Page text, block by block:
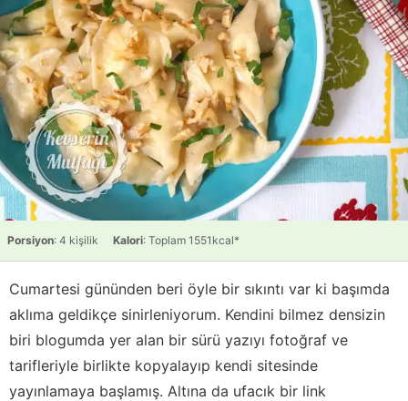
Porsiyon: 4 kişilik Kalori: Toplam 1551kcal*
Cumartesi gününden beri öyle bir sıkıntı var ki başımda
aklıma geldikçe sinirleniyorum. Kendini bilmez densizin
biri blogumda yer alan bir sürü yazıyı fotoğraf ve
tarifleriyle birlikte kopyalayıp kendi sitesinde
yayınlamaya başlamış. Altına da ufacık bir link